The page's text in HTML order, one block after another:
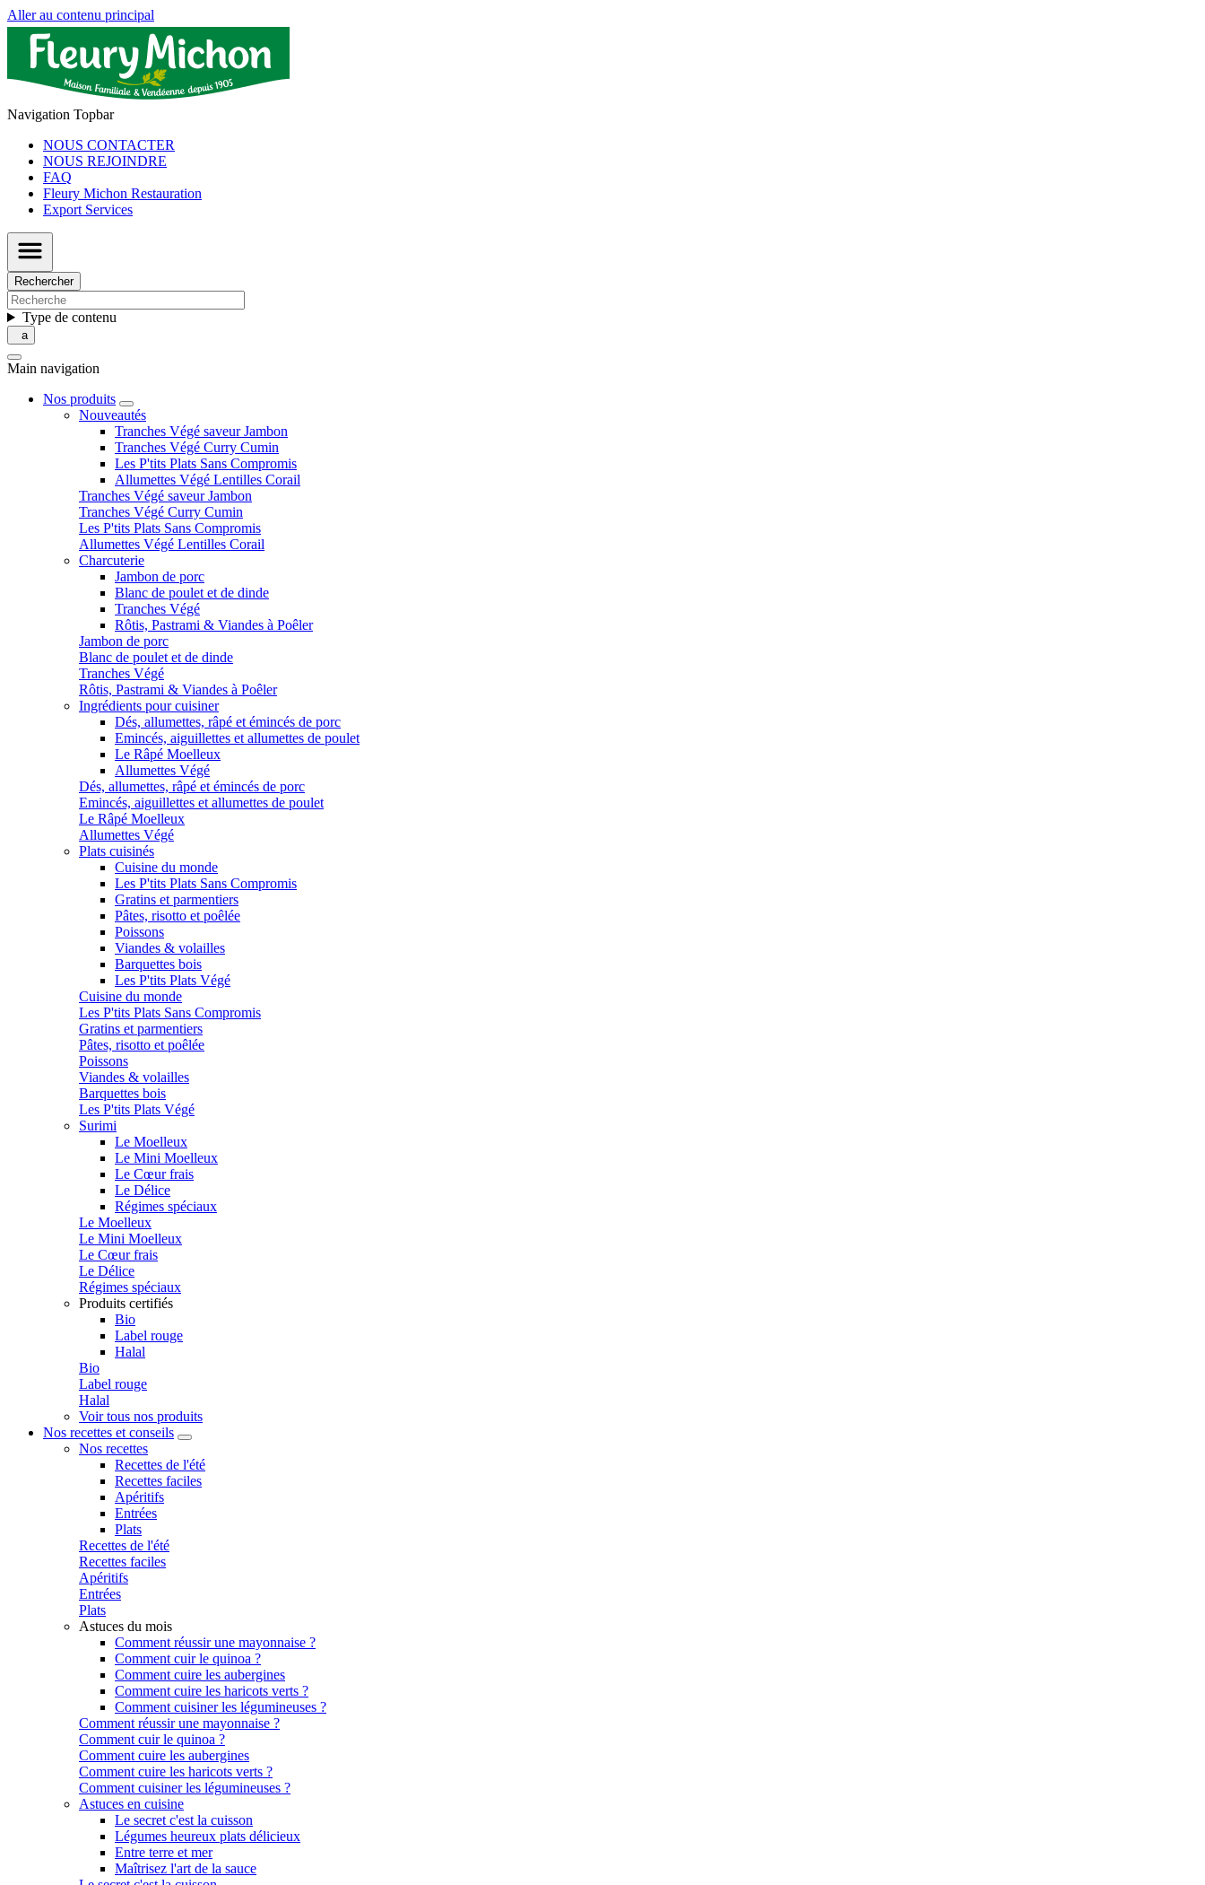
Aller au contenu principal
Navigation Topbar
NOUS CONTACTER
NOUS REJOINDRE
FAQ
Fleury Michon Restauration
Export Services
Rechercher
Type de contenu
Main navigation
Nos produits
Nouveautés
Tranches Végé saveur Jambon
Tranches Végé Curry Cumin
Les P'tits Plats Sans Compromis
Allumettes Végé Lentilles Corail
Tranches Végé saveur Jambon
Tranches Végé Curry Cumin
Les P'tits Plats Sans Compromis
Allumettes Végé Lentilles Corail
Charcuterie
Jambon de porc
Blanc de poulet et de dinde
Tranches Végé
Rôtis, Pastrami & Viandes à Poêler
Jambon de porc
Blanc de poulet et de dinde
Tranches Végé
Rôtis, Pastrami & Viandes à Poêler
Ingrédients pour cuisiner
Dés, allumettes, râpé et émincés de porc
Emincés, aiguillettes et allumettes de poulet
Le Râpé Moelleux
Allumettes Végé
Dés, allumettes, râpé et émincés de porc
Emincés, aiguillettes et allumettes de poulet
Le Râpé Moelleux
Allumettes Végé
Plats cuisinés
Cuisine du monde
Les P'tits Plats Sans Compromis
Gratins et parmentiers
Pâtes, risotto et poêlée
Poissons
Viandes & volailles
Barquettes bois
Les P'tits Plats Végé
Cuisine du monde
Les P'tits Plats Sans Compromis
Gratins et parmentiers
Pâtes, risotto et poêlée
Poissons
Viandes & volailles
Barquettes bois
Les P'tits Plats Végé
Surimi
Le Moelleux
Le Mini Moelleux
Le Cœur frais
Le Délice
Régimes spéciaux
Le Moelleux
Le Mini Moelleux
Le Cœur frais
Le Délice
Régimes spéciaux
Produits certifiés
Bio
Label rouge
Halal
Bio
Label rouge
Halal
Voir tous nos produits
Nos recettes et conseils
Nos recettes
Recettes de l'été
Recettes faciles
Apéritifs
Entrées
Plats
Recettes de l'été
Recettes faciles
Apéritifs
Entrées
Plats
Astuces du mois
Comment réussir une mayonnaise ?
Comment cuir le quinoa ?
Comment cuire les aubergines
Comment cuire les haricots verts ?
Comment cuisiner les légumineuses ?
Comment réussir une mayonnaise ?
Comment cuir le quinoa ?
Comment cuire les aubergines
Comment cuire les haricots verts ?
Comment cuisiner les légumineuses ?
Astuces en cuisine
Le secret c'est la cuisson
Légumes heureux plats délicieux
Entre terre et mer
Maîtrisez l'art de la sauce